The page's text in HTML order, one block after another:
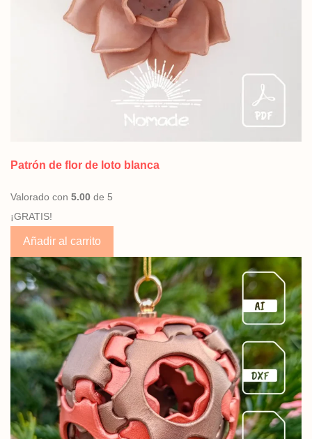
Patrón de flor de loto blanca
Valorado con 5.00 de 5
¡GRATIS!
Añadir al carrito